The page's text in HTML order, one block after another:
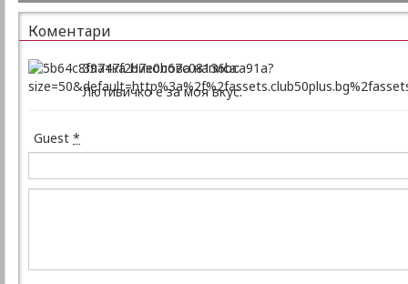
Коментари
Златка Николова написа:
Лютивичко е за моя вкус.
Guest *